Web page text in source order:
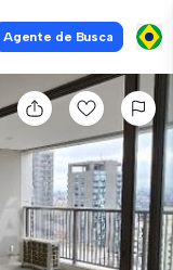
Agente de Busca